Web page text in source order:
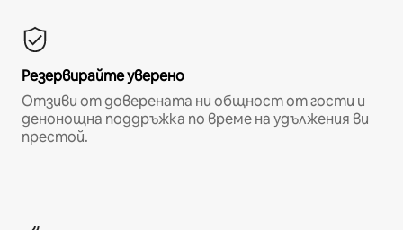
Резервирайте уверено
Отзиви от доверената ни общност от гости и
денонощна поддръжка по време на удължения ви
престой.